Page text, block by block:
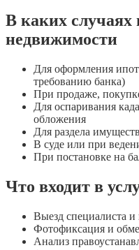
В каких случаях
недвижимости
Для оформления
требованию банка)
При продаже,
Для оспаривания
обложения
Для раздела
В суде или при
При постановке на
Что входит в
Выезд специалиста и
Фотофиксация и
Анализ